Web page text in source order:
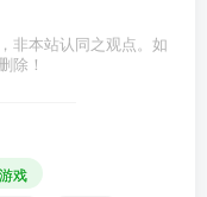
非本站认同之观点。如
除！
戏